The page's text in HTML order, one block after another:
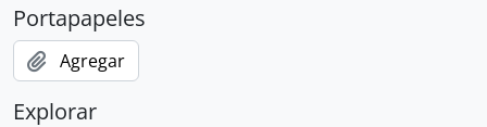
Portapapeles
Agregar
Explorar